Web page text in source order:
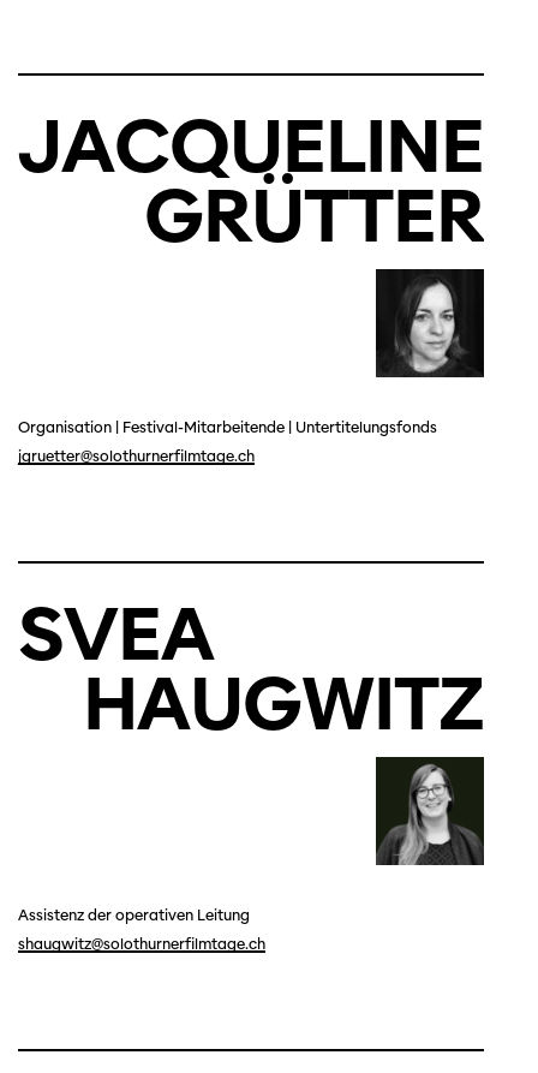
JACQUELINE
GRÜTTER
Organisation Festival-Mitarbeitende
Untertitelungsfonds
jgruetter@solothurnerfilmtage.ch
SVEA
HAUGWITZ
Assistenz der operativen Leitung
shaugwitz@solothurnerfilmtage.ch